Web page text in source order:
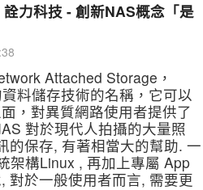
力科技 - 創新NAS概念「是
Attached Storage，
料儲存技術的名稱，它可以
，對異質網路使用者提供了
對於現代人拍攝的大量照
的保存, 有著相當大的幫助. 一
架構Linux , 再加上專屬 App
對於一般使用者而言, 需要更